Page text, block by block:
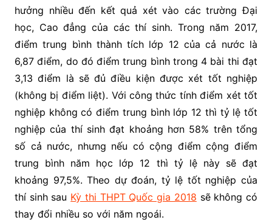
hưởng nhiều đến kết quả xét vào các trường Đại
học, Cao đẳng của các thí sinh. Trong năm 2017,
điểm trung bình thành tích lớp 12 của cả nước là
6,87 điểm, do đó điểm trung bình trong 4 bài thi đạt
3,13 điểm là sẽ đủ điều kiện được xét tốt nghiệp
(không bị điểm liệt). Với công thức tính điểm xét tốt
nghiệp không có điểm trung bình lớp 12 thì tỷ lệ tốt
nghiệp của thí sinh đạt khoảng hơn 58% trên tổng
số cả nước, nhưng nếu có cộng điểm cộng điểm
trung bình năm học lớp 12 thì tỷ lệ này sẽ đạt
khoảng 97,5%. Theo dự đoán, tỷ lệ tốt nghiệp của
thí sinh sau Kỳ thi THPT Quốc gia 2018 sẽ không có
thay đổi nhiều so với năm ngoái.